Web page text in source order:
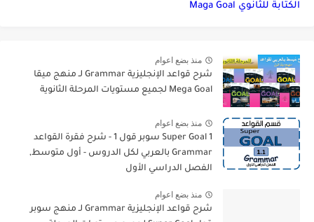
الكتابة للثانوي Maga Goal
منذ بضع اعوام
شرح قواعد الإنجليزية Grammar لـ منهج ميقا
Mega Goal لجميع مستويات المرحلة الثانوية
منذ بضع اعوام
Super Goal 1 سوبر قول 1 - شرح فقرة القواعد
Grammar بالعربي لكل الدروس - أول متوسط,
الفصل الدراسي الأول
منذ بضع اعوام
شرح قواعد الإنجليزية Grammar لـ منهج سوبر